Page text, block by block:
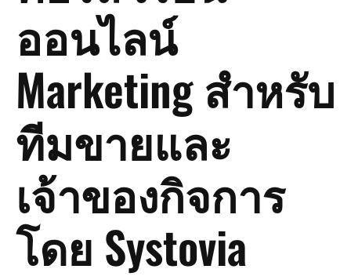
ออนไลน์
Marketing สำหรับ
ทีมขายและ
เจ้าของกิจการ
โดย Systovia